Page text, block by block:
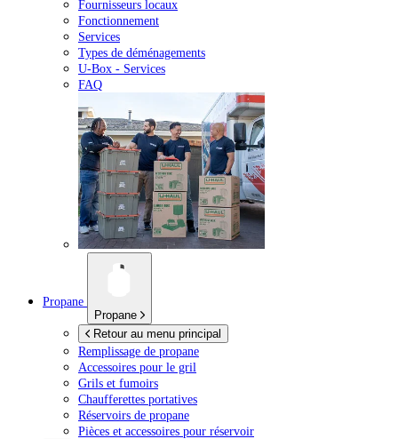
Fournisseurs locaux
Fonctionnement
Services
Types de déménagements
U-Box - Services
FAQ
Propane
Propane
Retour au menu principal
Remplissage de propane
Accessoires pour le gril
Grils et fumoirs
Chaufferettes portatives
Réservoirs de propane
Pièces et accessoires pour réservoir